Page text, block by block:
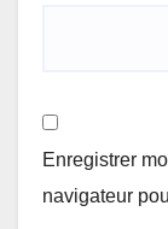
Enregistrer
navigateur